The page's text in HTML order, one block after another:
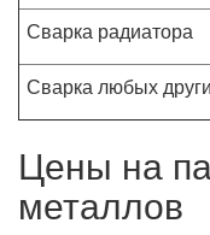
Сварка радиатора
Сварка любых
Цены на
металлов